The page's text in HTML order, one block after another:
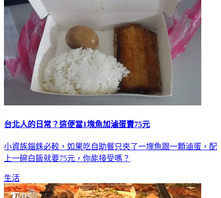
台北人的日常？這便當1塊魚加滷蛋賣75元
小資族錙銖必較，如果吃自助餐只夾了一塊魚跟一顆滷蛋，配
上一碗白飯就要75元，你能接受嗎？
生活